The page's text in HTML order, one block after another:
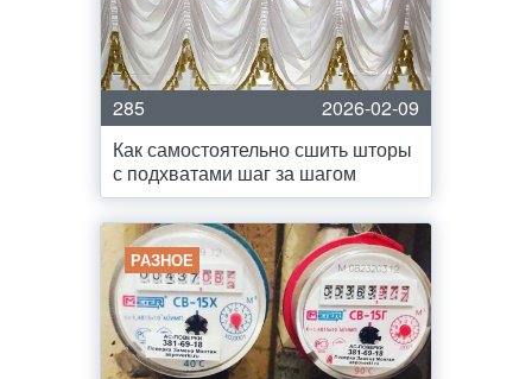
285
2026-02-09
Как самостоятельно сшить шторы
с подхватами шаг за шагом
РАЗНОЕ